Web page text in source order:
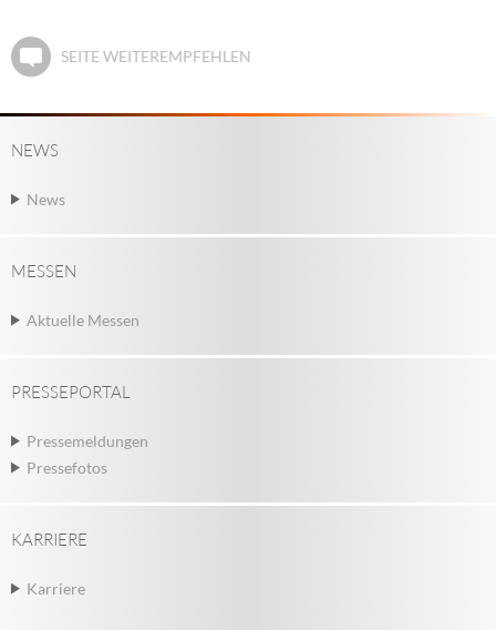
SEITE WEITEREMPFEHLEN
NEWS
News
MESSEN
Aktuelle Messen
PRESSEPORTAL
Pressemeldungen
Pressefotos
KARRIERE
Karriere